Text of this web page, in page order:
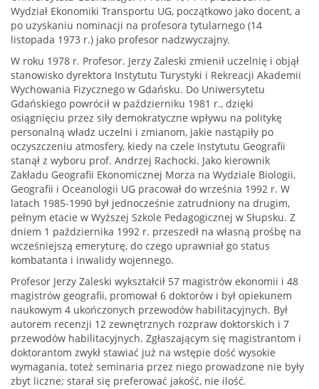
Wydział Ekonomiki Transportu UG, początkowo jako docent, a
po uzyskaniu nominacji na profesora tytularnego (14
listopada 1973 r.) jako profesor nadzwyczajny.
W roku 1978 r. Profesor. Jerzy Zaleski zmienił uczelnię i objął
stanowisko dyrektora Instytutu Turystyki i Rekreacji Akademii
Wychowania Fizycznego w Gdańsku. Do Uniwersytetu
Gdańskiego powrócił w październiku 1981 r., dzięki
osiągnięciu przez siły demokratyczne wpływu na politykę
personalną władz uczelni i zmianom, jakie nastąpiły po
oczyszczeniu atmosfery, kiedy na czele Instytutu Geografii
stanął z wyboru prof. Andrzej Rachocki. Jako kierownik
Zakładu Geografii Ekonomicznej Morza na Wydziale Biologii,
Geografii i Oceanologii UG pracował do września 1992 r. W
latach 1985-1990 był jednocześnie zatrudniony na drugim,
pełnym etacie w Wyższej Szkole Pedagogicznej w Słupsku. Z
dniem 1 października 1992 r. przeszedł na własną prośbę na
wcześniejszą emeryturę, do czego uprawniał go status
kombatanta i inwalidy wojennego.
Profesor Jerzy Zaleski wykształcił 57 magistrów ekonomii i 48
magistrów geografii, promował 6 doktorów i był opiekunem
naukowym 4 ukończonych przewodów habilitacyjnych. Był
autorem recenzji 12 zewnętrznych rozpraw doktorskich i 7
przewodów habilitacyjnych. Zgłaszającym się magistrantom i
doktorantom zwykł stawiać już na wstępie dość wysokie
wymagania, toteż seminaria przez niego prowadzone nie były
zbyt liczne; starał się preferować jakość, nie ilość.